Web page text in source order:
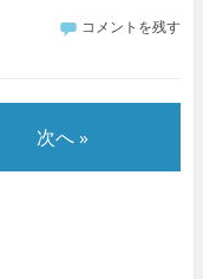
コメントを残す
次へ »